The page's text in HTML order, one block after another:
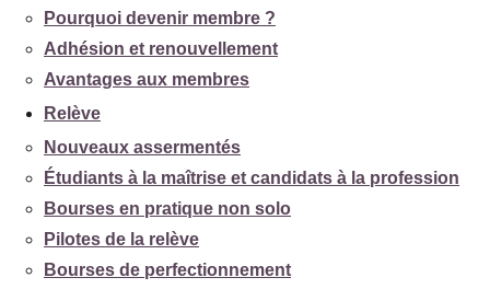
Pourquoi devenir membre ?
Adhésion et renouvellement
Avantages aux membres
Relève
Nouveaux assermentés
Étudiants à la maîtrise et candidats à la profession
Bourses en pratique non solo
Pilotes de la relève
Bourses de perfectionnement